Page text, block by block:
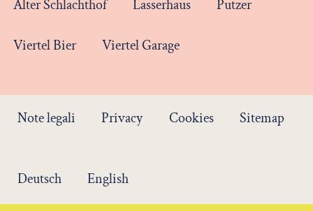
Alter Schlachthof Lasserhaus Putzer
Viertel Bier Viertel Garage
Note legali Privacy Cookies Sitemap
Deutsch English